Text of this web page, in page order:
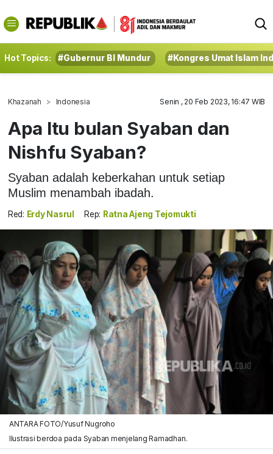
Hot Topics: #Gubernur BI Mundur #Kongres Umat Islam
Khazanah Indonesia Senin , 20 Feb 2023, 16:47 WIB
Apa Itu bulan Syaban dan
Nishfu Syaban?
Syaban adalah keberkahan untuk setiap
Muslim menambah ibadah.
Red: Erdy Nasrul Rep: Ratna Ajeng Tejomukti
ANTARA FOTO/Yusuf Nugroho
Ilustrasi berdoa pada Syaban menjelang Ramadhan.